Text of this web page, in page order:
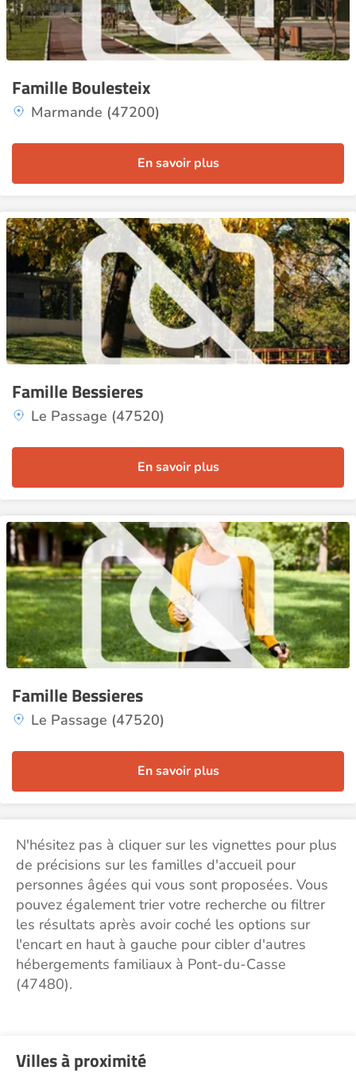
Famille Boulesteix
Marmande (47200)
En savoir plus
Famille Bessieres
Le Passage (47520)
En savoir plus
Famille Bessieres
Le Passage (47520)
En savoir plus
N'hésitez pas à cliquer sur les vignettes pour plus
de précisions sur les familles d'accueil pour
personnes âgées qui vous sont proposées. Vous
pouvez également trier votre recherche ou filtrer
les résultats après avoir coché les options sur
l'encart en haut à gauche pour cibler d'autres
hébergements familiaux à Pont-du-Casse
(47480).
Villes à proximité